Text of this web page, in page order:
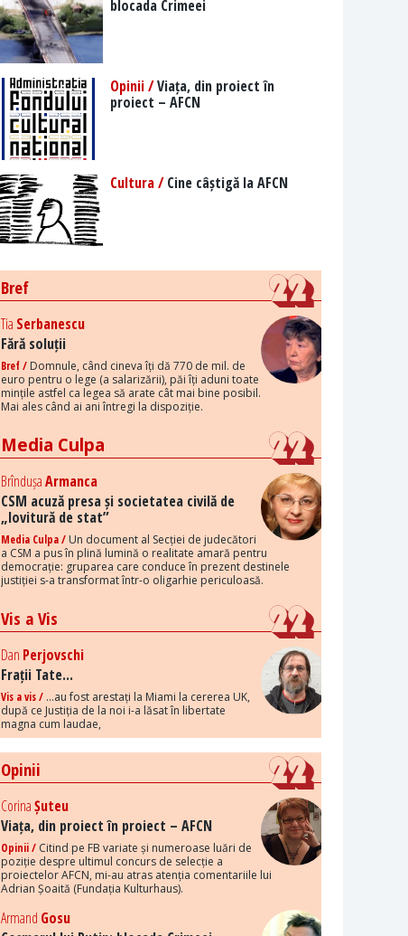
blocada Crimeei
Opinii /Viața, din proiect în
proiect – AFCN
Cultura /Cine câștigă la AFCN
Bref
Tia Serbanescu
Fără soluții
Bref / Domnule, când cineva îți dă 770 de mil. de
euro pentru o lege (a salarizării), păi îți aduni toate
mințile astfel ca legea să arate cât mai bine posibil.
Mai ales când ai ani întregi la dispoziție.
Media Culpa
BrîndușaArmanca
CSM acuză presa și societatea civilă de
„lovitură de stat”
Media Culpa / Un document al Secției de judecători
a CSM a pus în plină lumină o realitate amară pentru
democrație: gruparea care conduce în prezent destinele
justiției s-a transformat într-o oligarhie periculoasă.
Vis a Vis
Dan Perjovschi
Frații Tate...
Vis a vis / ...au fost arestați la Miami la cererea UK,
după ce Justiția de la noi i-a lăsat în libertate
magna cum laudae,
Opinii
CorinaȘuteu
Viața, din proiect în proiect – AFCN
Opinii / Citind pe FB variate și numeroase luări de
poziție despre ultimul concurs de selecție a
proiectelor AFCN, mi-au atras atenția comentariile lui
Adrian Șoaită (Fundația Kulturhaus).
Armand Gosu